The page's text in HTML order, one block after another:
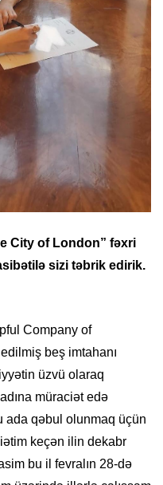
City of London” fəxri
sizi təbrik edirik.
Company of
beş imtahanı
üzvü olaraq
müraciət edə
ada qəbul olunmaq üçün
keçən ilin dekabr
bu il fevralın 28-də